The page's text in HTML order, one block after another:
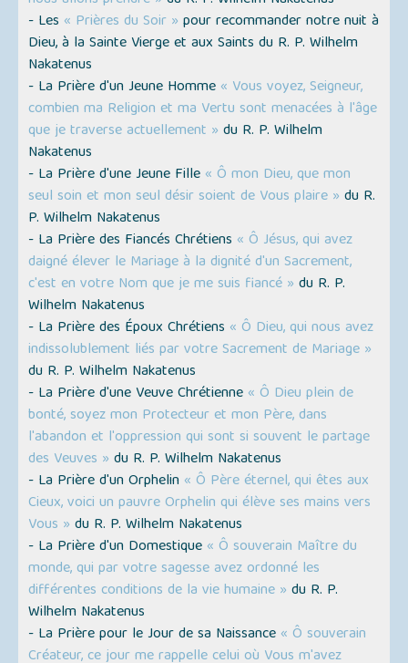
- Les « Prières du Soir » pour recommander notre nuit à
Dieu, à la Sainte Vierge et aux Saints du R. P. Wilhelm
Nakatenus
- La Prière d'un Jeune Homme « Vous voyez, Seigneur,
combien ma Religion et ma Vertu sont menacées à l'âge
que je traverse actuellement » du R. P. Wilhelm
Nakatenus
- La Prière d'une Jeune Fille « Ô mon Dieu, que mon
seul soin et mon seul désir soient de Vous plaire » du R.
P. Wilhelm Nakatenus
- La Prière des Fiancés Chrétiens « Ô Jésus, qui avez
daigné élever le Mariage à la dignité d'un Sacrement,
c'est en votre Nom que je me suis fiancé » du R. P.
Wilhelm Nakatenus
- La Prière des Époux Chrétiens « Ô Dieu, qui nous avez
indissolublement liés par votre Sacrement de Mariage »
du R. P. Wilhelm Nakatenus
- La Prière d'une Veuve Chrétienne « Ô Dieu plein de
bonté, soyez mon Protecteur et mon Père, dans
l'abandon et l'oppression qui sont si souvent le partage
des Veuves » du R. P. Wilhelm Nakatenus
- La Prière d'un Orphelin « Ô Père éternel, qui êtes aux
Cieux, voici un pauvre Orphelin qui élève ses mains vers
Vous » du R. P. Wilhelm Nakatenus
- La Prière d'un Domestique « Ô souverain Maître du
monde, qui par votre sagesse avez ordonné les
différentes conditions de la vie humaine » du R. P.
Wilhelm Nakatenus
- La Prière pour le Jour de sa Naissance « Ô souverain
Créateur, ce jour me rappelle celui où Vous m'avez